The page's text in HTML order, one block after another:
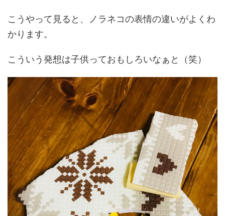
こうやって見ると、ノラネコの表情の違いがよくわ
かります。
こういう発想は子供っておもしろいなぁと（笑）